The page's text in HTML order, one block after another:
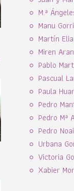
M.ª
Manu
Martín
Miren
Pablo
Pascual
Paula
Pedro
Pedro Mª
Pedro
Urbana
Victoria
Xabier